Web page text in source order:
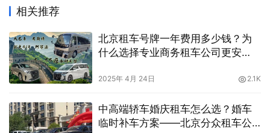
相关推荐
北京租车号牌一年费用多少钱？为
什么选择专业商务租车公司更安
2025年 4月 24日 2.1K
中高端轿车婚庆租车怎么选？婚车
临时补车方案——北京分众租车公